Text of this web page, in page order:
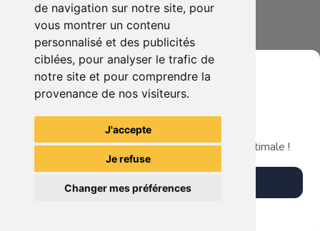
de navigation sur notre site, pour
vous montrer un contenu
personnalisé et des publicités
ciblées, pour analyser le trafic de
notre site et pour comprendre la
provenance de nos visiteurs.
J'accepte
Je refuse
Changer mes préférences
40.00€ 0
Lot de vêtements, sac et chaussures fille ou femme Neuf
Voir tous les articles du vendeur
Grenier du Geek
Télécharge notre app pour une expérience optimale !
Télécharger l'app